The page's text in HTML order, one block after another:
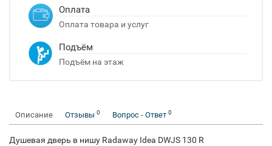
Оплата
Оплата товара и услуг
Подъём
Подъём на этаж
Описание Отзывы 0 Вопрос - Ответ 0
Душевая дверь в нишу Radaway Idea DWJS 130 R